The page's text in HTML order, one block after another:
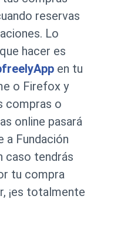
reservas
Lo
hacer es
en tu
o Firefox y
compras o
online pasará
a Fundación
caso tendrás
tu compra
¡es totalmente